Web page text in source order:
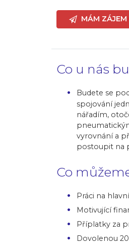
MÁM
Co u nás
Budete se
spojování
nářadím,
vyrovnání a
postoupit na
Co
Práci na
Motivující
Příplatky za
Dovolenou